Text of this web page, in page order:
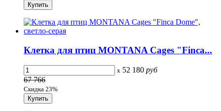
Клетка для птиц MONTANA Cages "Finca...
x 52 180 руб
67 766
Скидка 23%